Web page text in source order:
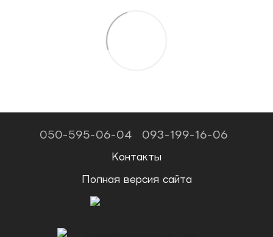
050-595-06-04 093-199-16-06
Контакты
Полная версия сайта